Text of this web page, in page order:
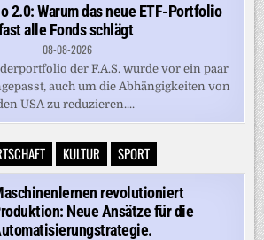
2.0: Warum das neue ETF-Portfolio
alle Fonds schlägt
08-08-2026
der F.A.S. wurde vor ein paar
auch um die Abhängigkeiten von
USA zu reduzieren....
KULTUR SPORT
revolutioniert
Neue Ansätze für die